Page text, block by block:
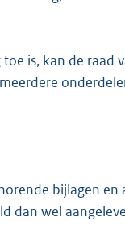
is, kan de raad
bijlagen en
dan wel